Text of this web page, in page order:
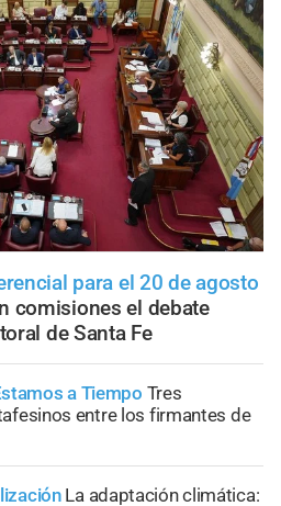
para el 20 de agosto
comisiones el debate
de Santa Fe
a Tiempo Tres
entre los firmantes de
La adaptación climática: